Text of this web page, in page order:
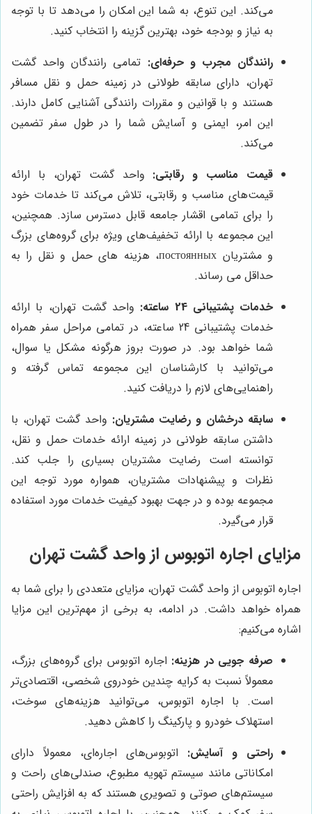
می‌کند. این تنوع، به شما این امکان را می‌دهد تا با توجه
به نیاز و بودجه خود، بهترین گزینه را انتخاب کنید.
رانندگان مجرب و حرفه‌ای: تمامی رانندگان واحد گشت
تهران، دارای سابقه طولانی در زمینه حمل و نقل مسافر
هستند و با قوانین و مقررات رانندگی آشنایی کامل دارند.
این امر، ایمنی و آسایش شما را در طول سفر تضمین
می‌کند.
قیمت مناسب و رقابتی: واحد گشت تهران، با ارائه
قیمت‌های مناسب و رقابتی، تلاش می‌کند تا خدمات خود
را برای تمامی اقشار جامعه قابل دسترس سازد. همچنین،
این مجموعه با ارائه تخفیف‌های ویژه برای گروه‌های بزرگ
و مشتریان постоянных، هزینه های حمل و نقل را به
حداقل می رساند.
خدمات پشتیبانی 24 ساعته:
واحد گشت تهران، با ارائه
خدمات پشتیبانی 24 ساعته، در تمامی مراحل سفر همراه
شما خواهد بود. در صورت بروز هرگونه مشکل یا سوال،
می‌توانید با کارشناسان این مجموعه تماس گرفته و
راهنمایی‌های لازم را دریافت کنید.
سابقه درخشان و رضایت مشتریان: واحد گشت تهران، با
داشتن سابقه طولانی در زمینه ارائه خدمات حمل و نقل،
توانسته است رضایت مشتریان بسیاری را جلب کند.
نظرات و پیشنهادات مشتریان، همواره مورد توجه این
مجموعه بوده و در جهت بهبود کیفیت خدمات مورد استفاده
قرار می‌گیرد.
مزایای اجاره اتوبوس از واحد گشت تهران
اجاره اتوبوس از واحد گشت تهران، مزایای متعددی را برای شما به
همراه خواهد داشت. در ادامه، به برخی از مهم‌ترین این مزایا
اشاره می‌کنیم:
صرفه جویی در هزینه: اجاره اتوبوس برای گروه‌های بزرگ،
معمولاً نسبت به کرایه چندین خودروی شخصی، اقتصادی‌تر
است. با اجاره اتوبوس، می‌توانید هزینه‌های سوخت،
استهلاک خودرو و پارکینگ را کاهش دهید.
راحتی و آسایش: اتوبوس‌های اجاره‌ای، معمولاً دارای
امکاناتی مانند سیستم تهویه مطبوع، صندلی‌های راحت و
سیستم‌های صوتی و تصویری هستند که به افزایش راحتی